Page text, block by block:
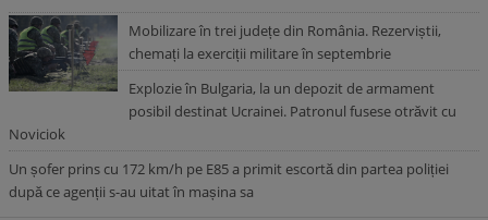
Mobilizare în trei județe din România. Rezerviștii,
chemați la exerciții militare în septembrie
Explozie în Bulgaria, la un depozit de armament
posibil destinat Ucrainei. Patronul fusese otrăvit cu
Noviciok
Un șofer prins cu 172 km/h pe E85 a primit escortă din partea poliției
după ce agenții s-au uitat în mașina sa